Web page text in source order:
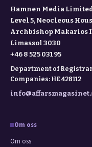
Hamnen Media
Level 5, Neocleous
Archbishop Makarios
Limassol 3030
+46 8 525 031 95
Department of
Companies: HE 428112
Om oss
Om oss